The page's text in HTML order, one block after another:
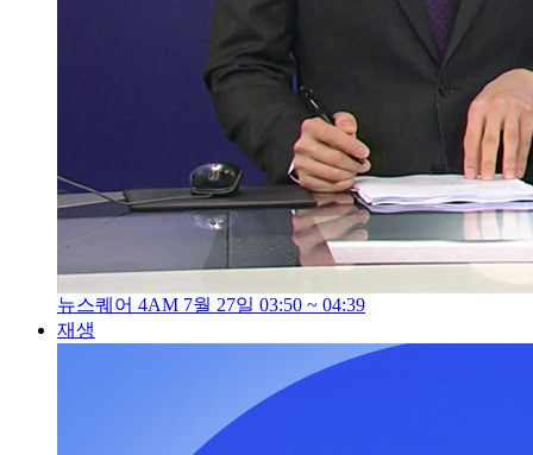
뉴스퀘어 4AM 7월 27일 03:50 ~ 04:39
재생